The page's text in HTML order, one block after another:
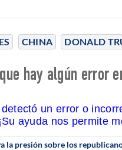
CHINA DONALD
hay algún error
un error o
ayuda nos permite
la presión sobre los